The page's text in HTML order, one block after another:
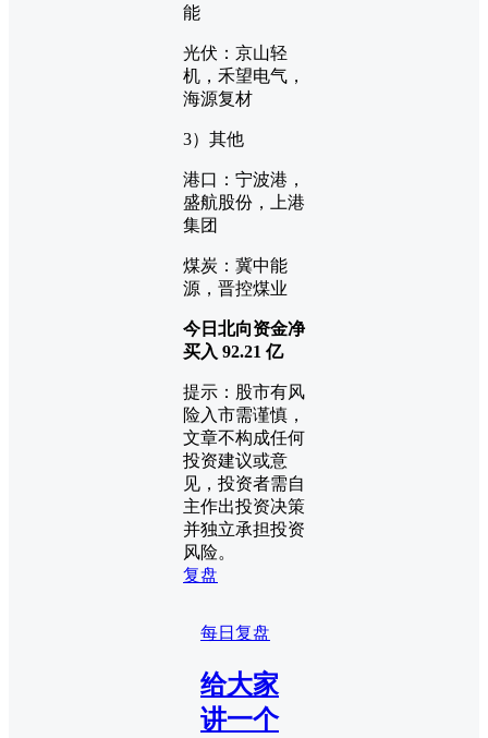
能
光伏：京山轻
机，禾望电气，
海源复材
3）其他
港口：宁波港，
盛航股份，上港
集团
煤炭：冀中能
源，晋控煤业
今日北向资金净
买入 92.21 亿
提示：股市有风
险入市需谨慎，
文章不构成任何
投资建议或意
见，投资者需自
主作出投资决策
并独立承担投资
风险。
复盘
每日复盘
给大家
讲一个